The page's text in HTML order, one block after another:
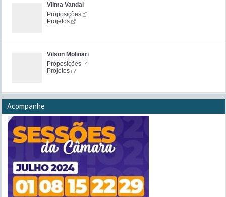
Vilma Vandal
Proposições
Projetos
Vilson Molinari
Proposições
Projetos
Acompanhe